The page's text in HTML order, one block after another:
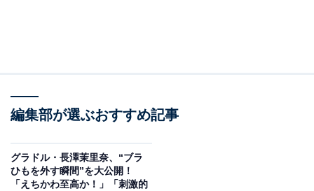
編集部が選ぶおすすめ記事
グラドル・長澤茉里奈、“ブラ
ひもを外す瞬間”を大公開！
「えちかわ至高か！」「刺激的